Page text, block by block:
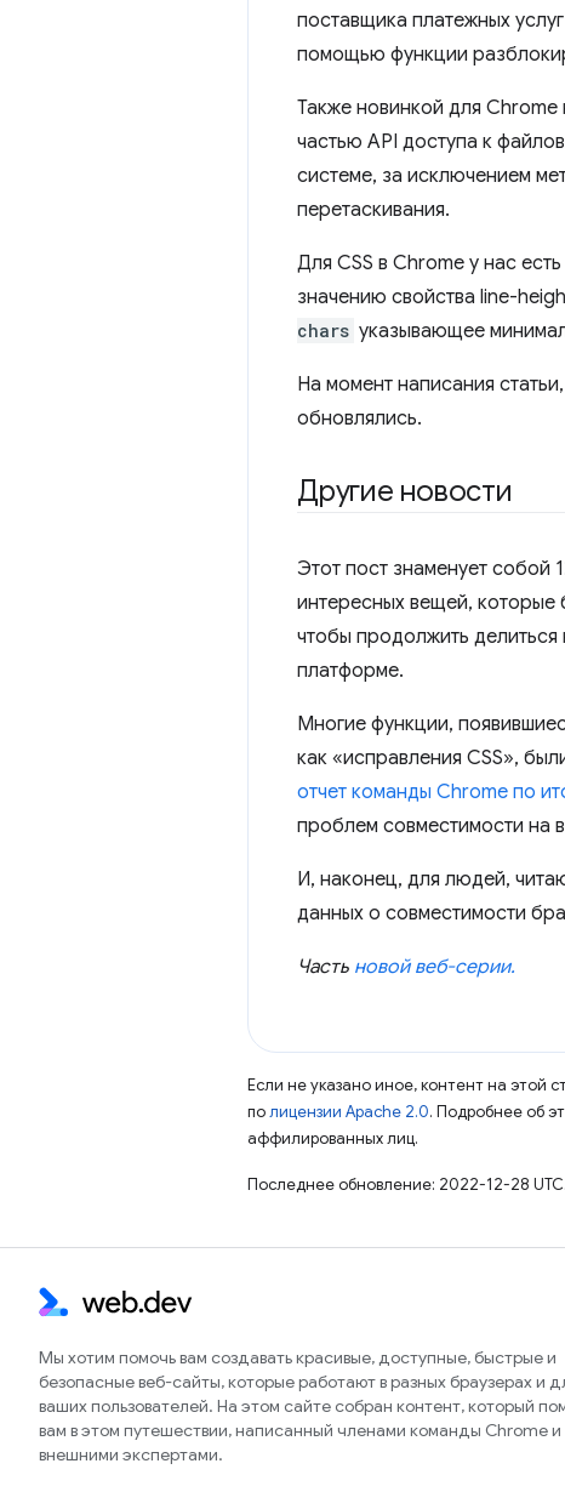
поставщика платежных
помощью функции
Также новинкой для Chrome
частью API доступа к
системе, за исключением
перетаскивания.
Для CSS в Chrome у нас
значению свойства line-
chars указывающее
На момент написания
обновлялись.
Другие новости
Этот пост знаменует собой
интересных вещей, которые
чтобы продолжить
платформе.
Многие функции,
как «исправления CSS»,
отчет команды Chrome по
проблем совместимости на
И, наконец, для людей,
данных о совместимости
Часть новой веб-серии.
Если не указано иное, контент на этой
полицензии Apache 2.0. Подробнее об
аффилированных лиц.
Последнее обновление: 2022-12-28 UTC.
Мы хотим помочь вам создавать красивые, доступные, быстрые и
безопасные веб-сайты, которые работают в разных браузерах и
ваших пользователей. На этом сайте собран контент, который
вам в этом путешествии, написанный членами команды Chrome и
внешними экспертами.